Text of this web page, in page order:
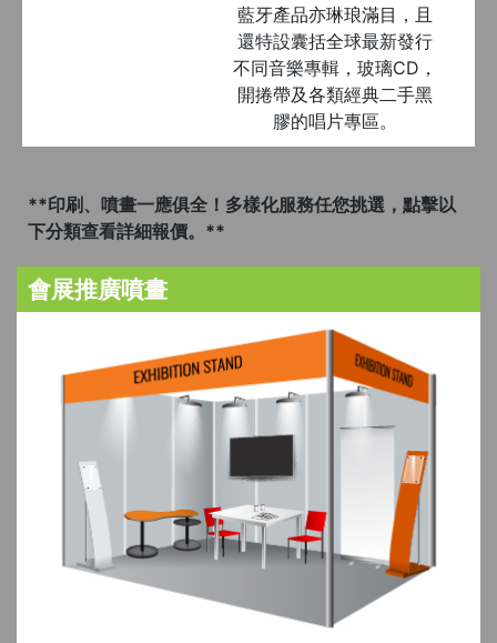
藍牙產品亦琳琅滿目，且
還特設囊括全球最新發行
不同音樂專輯，玻璃CD，
開捲帶及各類經典二手黑
膠的唱片專區。
**印刷、噴畫一應俱全！多樣化服務任您挑選，點擊以
下分類查看詳細報價。**
會展推廣噴畫